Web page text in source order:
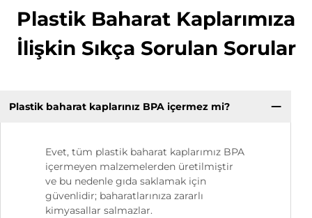
Plastik Baharat Kaplarımıza
İlişkin Sıkça Sorulan Sorular
Plastik baharat kaplarınız BPA içermez mi?
Evet, tüm plastik baharat kaplarımız BPA
içermeyen malzemelerden üretilmiştir
ve bu nedenle gıda saklamak için
güvenlidir; baharatlarınıza zararlı
kimyasallar salmazlar.